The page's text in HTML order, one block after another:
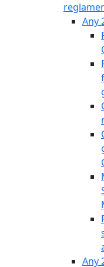
Any
Any